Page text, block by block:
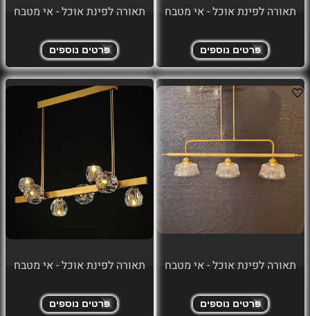
תאורה לפינת אוכל - אי מטבח
פרטים נוספים
תאורה לפינת אוכל - אי מטבח
פרטים נוספים
תאורה לפינת אוכל - אי מטבח
פרטים נוספים
תאורה לפינת אוכל - אי מטבח
פרטים נוספים